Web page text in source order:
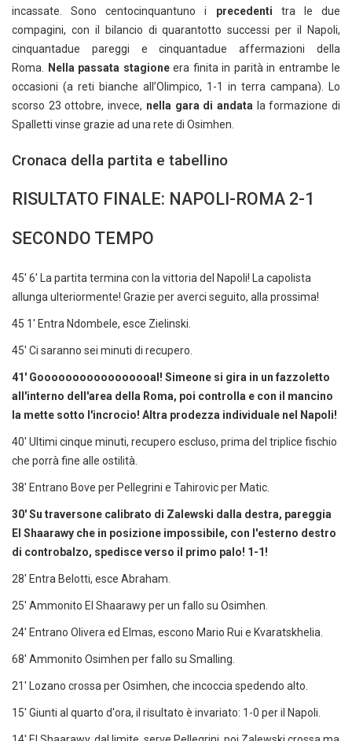
incassate. Sono centocinquantuno i precedenti tra le due
compagini, con il bilancio di quarantotto successi per il Napoli,
cinquantadue pareggi e cinquantadue affermazioni della
Roma. Nella passata stagione era finita in parità in entrambe le
occasioni (a reti bianche all’Olimpico, 1-1 in terra campana). Lo
scorso 23 ottobre, invece, nella gara di andatala formazione di
Spalletti vinse grazie ad una rete di Osimhen.
Cronaca della partita e tabellino
RISULTATO FINALE: NAPOLI-ROMA 2-1
SECONDO TEMPO
45' 6' La partita termina con la vittoria del Napoli! La capolista
allunga ulteriormente! Grazie per averci seguito, alla prossima!
45 1' Entra Ndombele, esce Zielinski.
45' Ci saranno sei minuti di recupero.
41' Gooooooooooooooooal! Simeone si gira in un fazzoletto
all'interno dell'area della Roma, poi controlla e con il mancino
la mette sotto l'incrocio! Altra prodezza individuale nel Napoli!
40' Ultimi cinque minuti, recupero escluso, prima del triplice fischio
che porrà fine alle ostilità.
38' Entrano Bove per Pellegrini e Tahirovic per Matic.
30' Su traversone calibrato di Zalewski dalla destra, pareggia
El Shaarawy che in posizione impossibile, con l'esterno destro
di controbalzo, spedisce verso il primo palo! 1-1!
28' Entra Belotti, esce Abraham.
25' Ammonito El Shaarawy per un fallo su Osimhen.
24' Entrano Olivera ed Elmas, escono Mario Rui e Kvaratskhelia.
68' Ammonito Osimhen per fallo su Smalling.
21' Lozano crossa per Osimhen, che incoccia spedendo alto.
15' Giunti al quarto d'ora, il risultato è invariato: 1-0 per il Napoli.